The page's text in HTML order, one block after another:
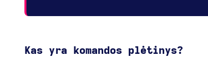
Kas yra komandos plėtinys?